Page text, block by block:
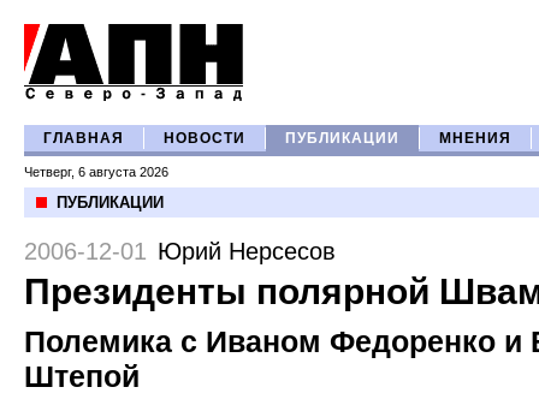
ГЛАВНАЯ НОВОСТИ ПУБЛИКАЦИИ МНЕНИЯ
Четверг, 6 августа 2026
ПУБЛИКАЦИИ
2006-12-01 Юрий Нерсесов
Президенты полярной
Полемика с Иваном Федоренко и
Штепой